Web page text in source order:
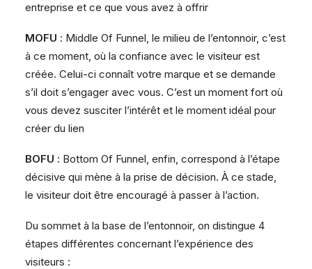
entreprise et ce que vous avez à offrir
MOFU : Middle Of Funnel, le milieu de l’entonnoir, c’est
à ce moment, où la confiance avec le visiteur est
créée. Celui-ci connaît votre marque et se demande
s’il doit s’engager avec vous. C’est un moment fort où
vous devez susciter l’intérêt et le moment idéal pour
créer du lien
BOFU : Bottom Of Funnel, enfin, correspond à l’étape
décisive qui mène à la prise de décision. À ce stade,
le visiteur doit être encouragé à passer à l’action.
Du sommet à la base de l’entonnoir, on distingue 4
étapes différentes concernant l’expérience des
visiteurs :